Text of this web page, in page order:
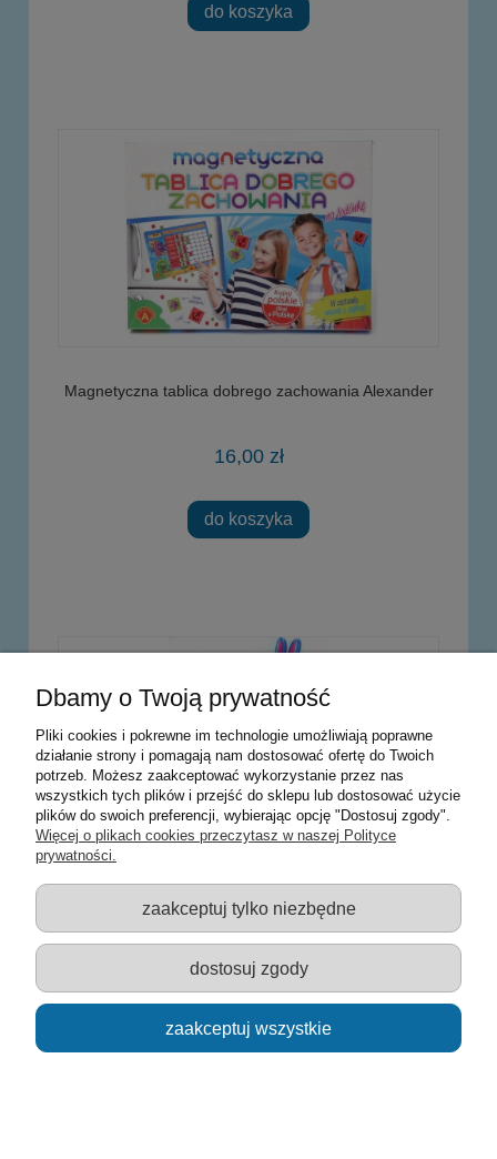
do koszyka
Magnetyczna tablica dobrego zachowania Alexander
16,00 zł
do koszyka
Tablica 3w1 na sztaludze suchościeralna
magnetyczna i do kredy Zajączek
64,00 zł
do koszyka
Dbamy o Twoją prywatność
Pliki cookies i pokrewne im technologie umożliwiają poprawne
działanie strony i pomagają nam dostosować ofertę do Twoich
potrzeb. Możesz zaakceptować wykorzystanie przez nas
wszystkich tych plików i przejść do sklepu lub dostosować użycie
plików do swoich preferencji, wybierając opcję "Dostosuj zgody".
Więcej o plikach cookies przeczytasz w naszej Polityce
prywatności.
zaakceptuj tylko niezbędne
dostosuj zgody
zaakceptuj wszystkie